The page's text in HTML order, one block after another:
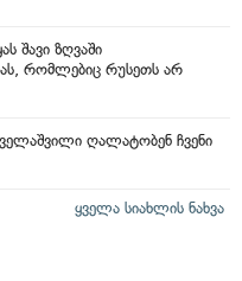
შავი ზღვაში
რომლებიც რუსეთს არ
ღალატობენ ჩვენი
ყველა სიახლის ნახვა